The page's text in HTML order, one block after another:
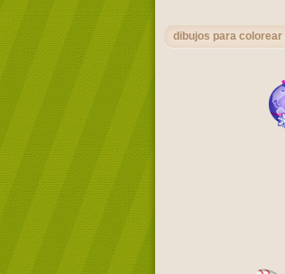
dibujos para colorear